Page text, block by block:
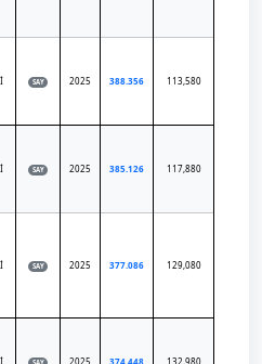
SAY 2025 388.356 113,580
SAY 2025 385.126 117,880
SAY 2025 377.086 129,080
2025 374.448 132,980